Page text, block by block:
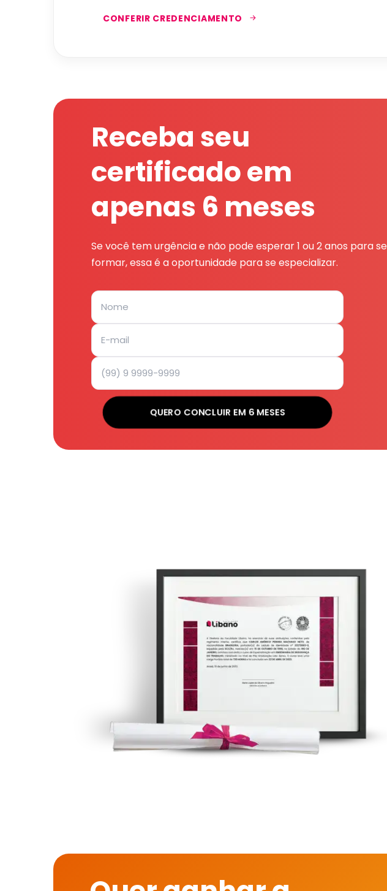
CONFERIR CREDENCIAMENTO
Receba seu
certificado em
apenas 6 meses
Se você tem urgência e não pode esperar 1 ou 2 anos para se
formar, essa é a oportunidade para se especializar.
QUERO CONCLUIR EM 6 MESES